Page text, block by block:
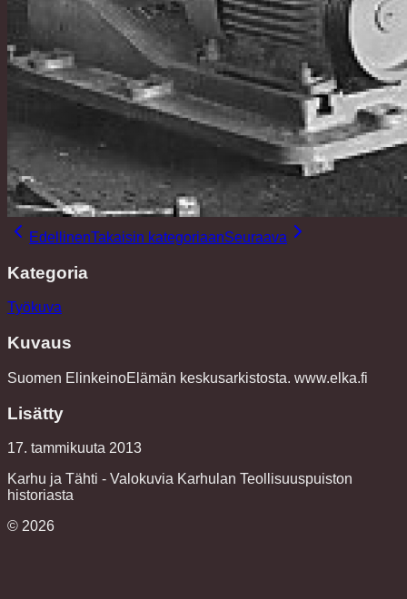
EdellinenTakaisin kategoriaanSeuraava
Kategoria
Työkuva
Kuvaus
Suomen ElinkeinoElämän keskusarkistosta. www.elka.fi
Lisätty
17. tammikuuta 2013
Karhu ja Tähti - Valokuvia Karhulan Teollisuuspuiston
historiasta
© 2026